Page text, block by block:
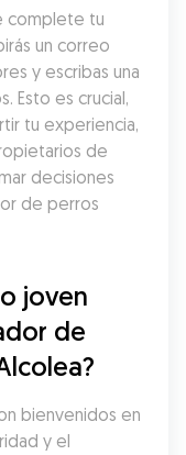
complete tu
un correo
y escribas una
Esto es crucial,
tu experiencia,
de
decisiones
de perros
joven
de
bienvenidos en
y el